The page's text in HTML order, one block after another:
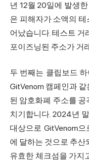
년 12월 20일에 발생
은 피해자가 소액의
어났습니다. 테스트 거
포이즈닝된 주소가 거
두 번째는 클립보드
GitVenom 캠페인과
된 암호화폐 주소를
치기합니다. 2024년
대상으로 GitVenom
에 달하는 것으로 추산
유효한 체크섬을 가지